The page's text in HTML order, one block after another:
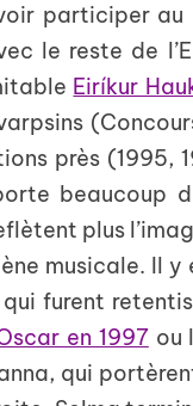
participer au
le reste de
Eiríkur
près (1995,
beaucoup
plus
musicale. Il y
furent
en 1997ou
qui